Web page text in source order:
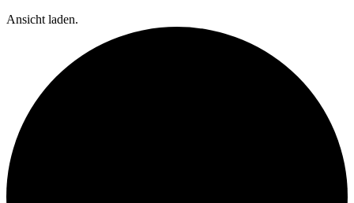
Ansicht laden.